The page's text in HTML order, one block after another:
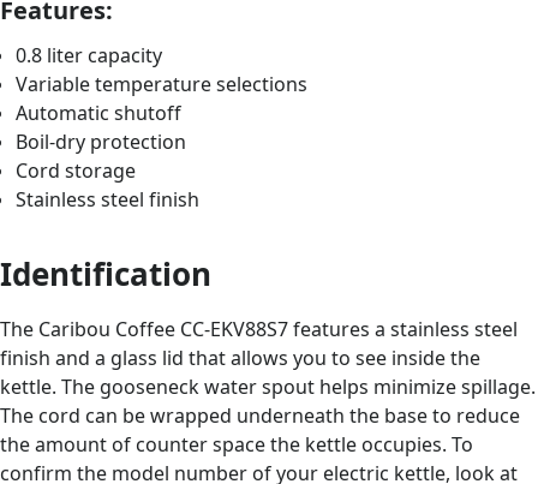
Features:
0.8 liter capacity
Variable temperature selections
Automatic shutoff
Boil-dry protection
Cord storage
Stainless steel finish
Identification
The Caribou Coffee CC-EKV88S7 features a stainless steel
finish and a glass lid that allows you to see inside the
kettle. The gooseneck water spout helps minimize spillage.
The cord can be wrapped underneath the base to reduce
the amount of counter space the kettle occupies. To
confirm the model number of your electric kettle, look at